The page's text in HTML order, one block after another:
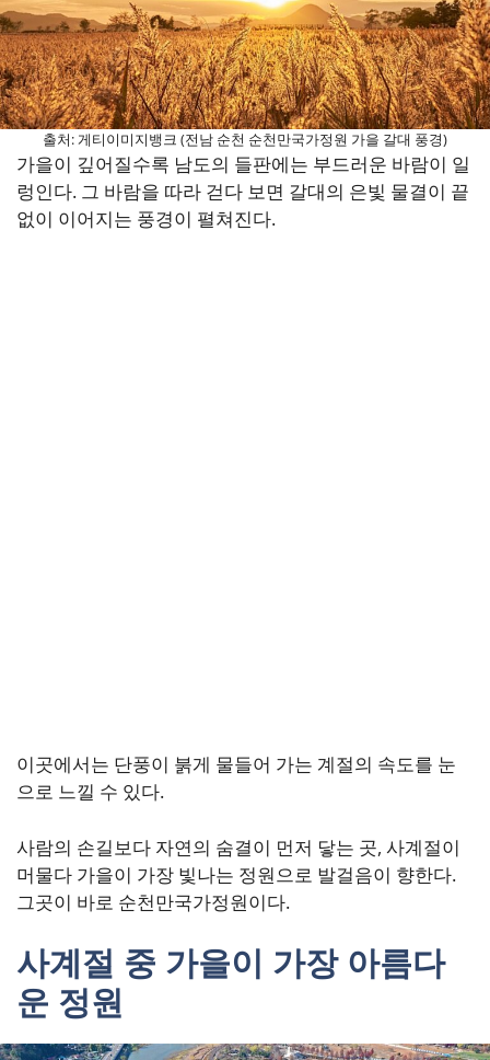
출처: 게티이미지뱅크 (전남 순천 순천만국가정원 가을 갈대 풍경)
가을이 깊어질수록 남도의 들판에는 부드러운 바람이 일
렁인다. 그 바람을 따라 걷다 보면 갈대의 은빛 물결이 끝
없이 이어지는 풍경이 펼쳐진다.
이곳에서는 단풍이 붉게 물들어 가는 계절의 속도를 눈
으로 느낄 수 있다.
사람의 손길보다 자연의 숨결이 먼저 닿는 곳, 사계절이
머물다 가을이 가장 빛나는 정원으로 발걸음이 향한다.
그곳이 바로 순천만국가정원이다.
사계절 중 가을이 가장 아름다
운 정원